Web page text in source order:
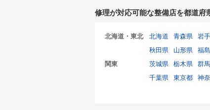
修理が対応可能な整備店を都道府
北海道・東北 北海道 青森県 岩
秋田県
山形県
福
関東
茨城県 栃木県 群
千葉県
東京都 神